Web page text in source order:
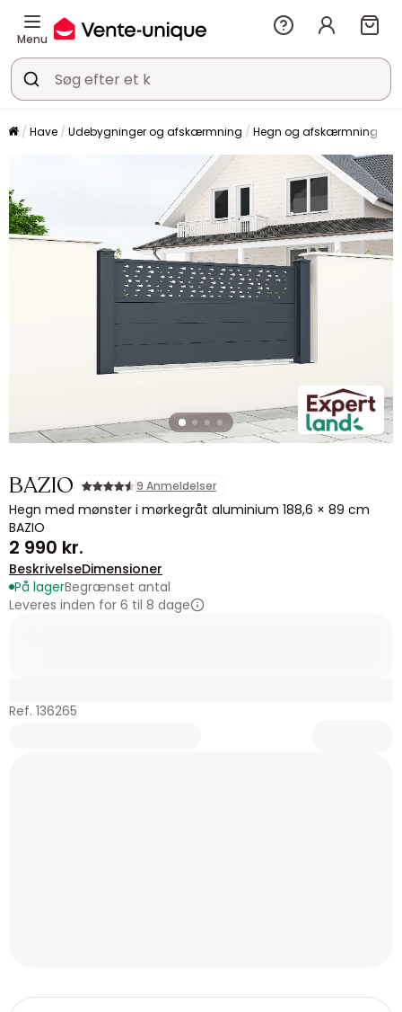
Menu
Have Udebygninger og afskærmning Hegn og afskærmning
BAZIO 9 Anmeldelser
Hegn med mønster i mørkegråt aluminium 188,6 × 89 cm
BAZIO
2 990 kr.
BeskrivelseDimensioner
På lagerBegrænset antal
Leveres inden for 6 til 8 dage
Ref. 136265